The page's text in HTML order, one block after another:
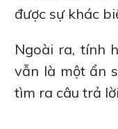
được sự khác
Ngoài ra, tính
vẫn là một ẩn
tìm ra câu trả